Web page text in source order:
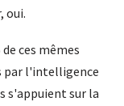
oui.
ces mêmes
par l'intelligence
s'appuient sur la